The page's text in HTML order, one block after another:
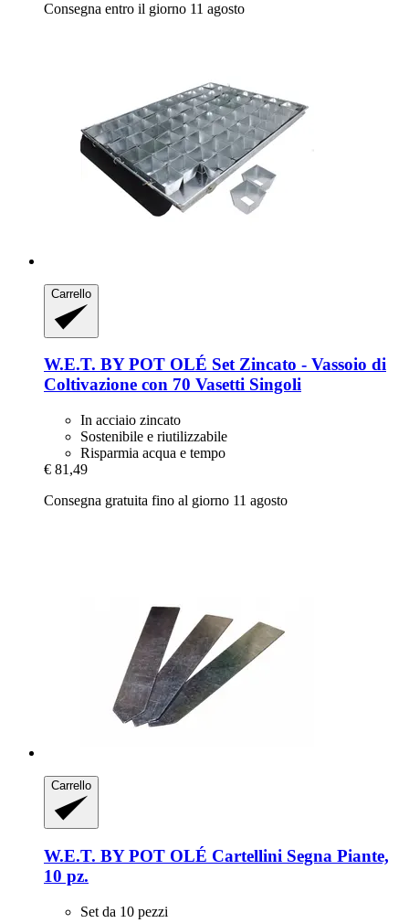
Consegna entro il giorno 11 agosto
Carrello
W.E.T. BY POT OLÉ Set Zincato -​ Vassoio di
Coltivazione con 70 Vasetti Singoli
In acciaio zincato
Sostenibile e riutilizzabile
Risparmia acqua e tempo
€ 81,49
Consegna gratuita fino al giorno 11 agosto
Carrello
W.E.T. BY POT OLÉ Cartellini Segna Piante,
10 pz.
Set da 10 pezzi